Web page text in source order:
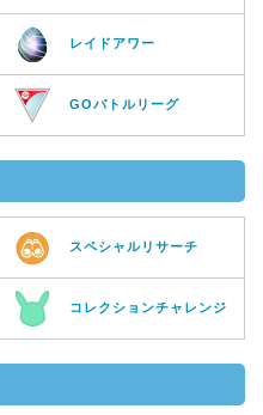
レイドアワー
GOバトルリーグ
スペシャルリサーチ
コレクションチャレンジ